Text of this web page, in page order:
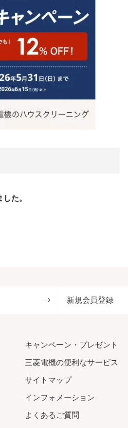
た。
新規会員登録
キャンペーン・プレゼント
三菱電機の便利なサービス
サイトマップ
インフォメーション
よくあるご質問